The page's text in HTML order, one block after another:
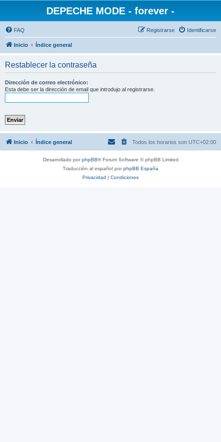
DEPECHE MODE - forever -
FAQ Identificarse
Registrarse
Inicio Índice general
Restablecer la contraseña
Dirección de correo electrónico:
Esta debe ser la dirección de email que introdujo al registrarse.
Inicio Índice general Todos los horarios son UTC+02:00
Desarrollado porphpBB® Forum Software © phpBB Limited
Traducción al español porphpBB España
Privacidad | Condiciones